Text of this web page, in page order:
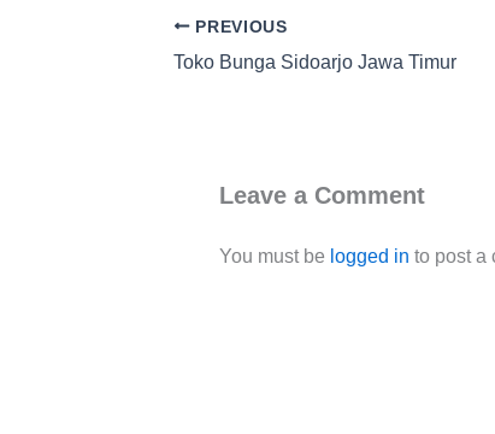
PREVIOUS
Toko Bunga Sidoarjo Jawa Timur
Leave a Comment
You must be logged in to post a